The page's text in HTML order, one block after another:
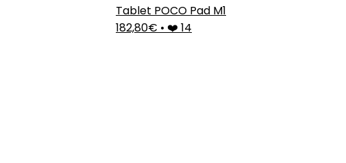
Tablet POCO Pad M1
182,80€ • ❤️ 14